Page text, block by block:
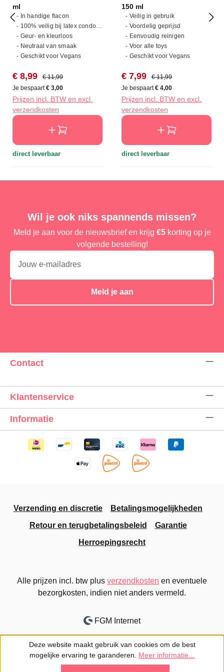
ml
- In handige flacon
- 100% veilig bij latex condooms
- Geur- en kleurloos
- Neutraal van smaak
- Geschikt voor Vegans
Verkoopprijs:
€ 8,99 Normale prijs:
€ 11,99
Je bespaart€ 3,00
Prijzen incl. BTW en excl.
verzendkosten
direct leverbaar
150 ml
- Veilig in gebruik
- Voordelig geprijsd
- Eenvoudig reinigen
- Voor alle toys
- Geschikt voor Vegans
Verkoopprijs:
€ 7,99 Normale prijs:
€ 11,99
Je bespaart€ 4,00
Prijzen incl. BTW en excl.
verzendkosten
direct leverbaar
Wil je ook niks spannends missen?
Meld je aan voor de nieuwsbrief en krijg €5korting op je
volgende bestelling!
Meld je aan
Contact
Klantenservice
Informatie
Verzending en discretie
Betalingsmogelijkheden
Retour en terugbetalingsbeleid
Garantie
Herroepingsrecht
Alle prijzen incl. btw plus verzendkosten en eventuele
bezorgkosten, indien niet anders vermeld.
FGM Internet
Deze website maakt gebruik van cookies om de best
mogelijke ervaring te garanderen. Meer informatie...